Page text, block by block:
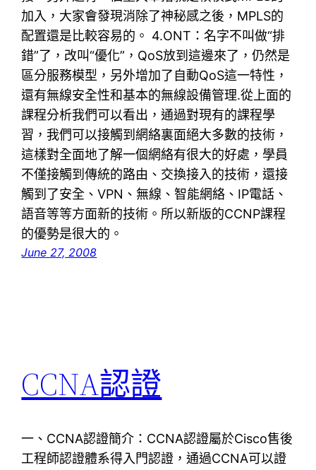
加入，大家會發現消除了神秘感之後，MPLS的
配置還是比較容易的。 4.ONT：名字不叫做“排
錯”了，改叫“優化”，QoS放到這邊來了，仍然是
區分服務模型，另外增加了自動QoS這一特性，
還有無線安全性和基本的無線設備管理.從上面的
課程分析我們可以看出，通過對現有的課程學
習，我們可以接觸到網絡裏面絕大多數的技術，
這樣對全面地了解一個網絡有很大的好處，學員
不僅接觸到傳統的路由、交換接入的技術，還接
觸到了安全、VPN、無線、智能網絡、IP電話、
語音等等方面新的技術。所以新版的CCNP課程
的優勢是很大的。
June 27, 2008
CCNA認證
一、CCNA認證簡介：CCNA認證屬於Cisco售後
工程師認證體系得入門認證，通過CCNA可以證